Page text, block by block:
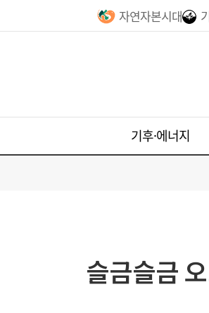
자연자본시대
기후·에너지
슬금슬금